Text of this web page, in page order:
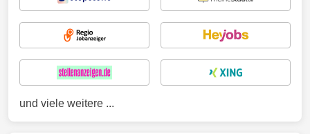
und viele weitere ...